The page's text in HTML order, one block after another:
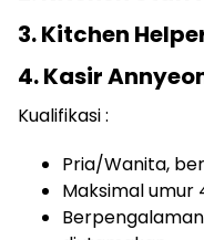
3. Kitchen
4. Kasir
Kualifikasi :
Pria/Wanita,
Maksimal umur